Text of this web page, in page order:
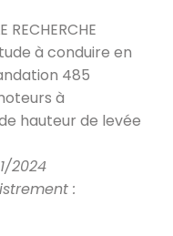
RECHERCHE
à conduire en
485
à
hauteur de levée
2024
: